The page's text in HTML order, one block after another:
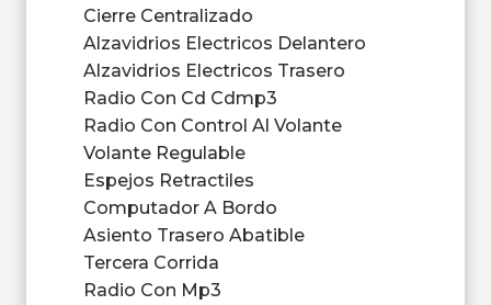
Cierre Centralizado
Alzavidrios Electricos Delantero
Alzavidrios Electricos Trasero
Radio Con Cd Cdmp3
Radio Con Control Al Volante
Volante Regulable
Espejos Retractiles
Computador A Bordo
Asiento Trasero Abatible
Tercera Corrida
Radio Con Mp3